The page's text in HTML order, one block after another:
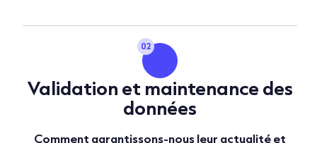
02
Validation et maintenance des
données
Comment garantissons-nous leur actualité et